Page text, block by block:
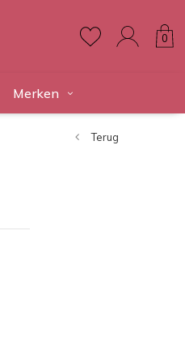
0
Merken
Terug